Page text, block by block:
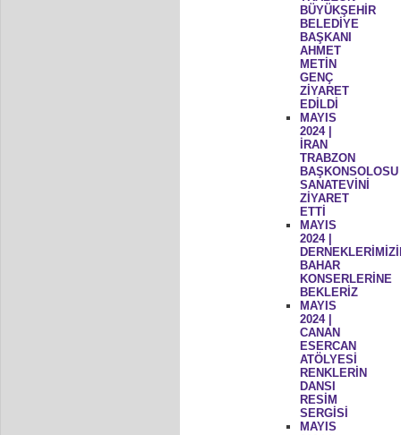
BÜYÜKŞEHİR
BELEDİYE
BAŞKANI
AHMET
METİN
GENÇ
ZİYARET
EDİLDİ
MAYIS
2024 |
İRAN
TRABZON
BAŞKONSOLOSU
SANATEVİNİ
ZİYARET
ETTİ
MAYIS
2024 |
BAHAR
KONSERLERİNE
BEKLERİZ
MAYIS
2024 |
CANAN
ESERCAN
ATÖLYESİ
RENKLERİN
DANSI
RESİM
SERGİSİ
MAYIS